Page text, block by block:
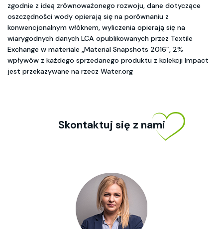
zgodnie z ideą zrównoważonego rozwoju, dane dotyczące
oszczędności wody opierają się na porównaniu z
konwencjonalnym włóknem, wyliczenia opierają się na
wiarygodnych danych LCA opublikowanych przez Textile
Exchange w materiale „Material Snapshots 2016”, 2%
wpływów z każdego sprzedanego produktu z kolekcji Impact
jest przekazywane na rzecz Water.org
Skontaktuj się z nami